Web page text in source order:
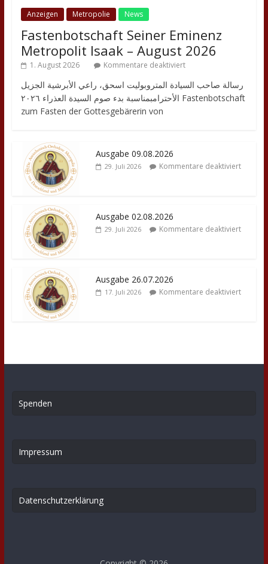
Anzeigen Metropolie News
Fastenbotschaft Seiner Eminenz
Metropolit Isaak – August 2026
1. August 2026 Kommentare deaktiviert
رسالة صاحب السيادة المتروبوليت اسحق، راعي الأبرشية الجزيل
الأحترامبمناسبة بدء صوم السيدة العذراء ٢٠٢٦ Fastenbotschaft
zum Fasten der Gottesgebärerin von
Ausgabe 09.08.2026
29. Juli 2026 Kommentare deaktiviert
Ausgabe 02.08.2026
29. Juli 2026 Kommentare deaktiviert
Ausgabe 26.07.2026
17. Juli 2026 Kommentare deaktiviert
Spenden
Impressum
Datenschutzerklärung